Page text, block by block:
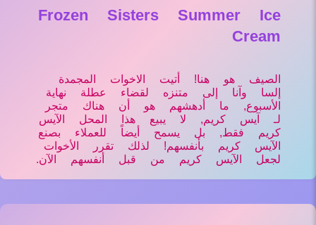
Frozen Sisters Summer Ice
Cream
الصيف هو هنا! أتيت الاخوات المجمدة
إلسا وآنا إلى متنزه لقضاء عطلة نهاية
الأسبوع, ما أدهشهم هو أن هناك متجر
لـ آيس كريم, لا يبيع هذا المحل الآيس
كريم فقط, بل يسمح أيضاً للعملاء بصنع
الآيس كريم بأنفسهم! لذلك تقرر الأخوات
لجعل الآيس كريم من قبل أنفسهم الآن.